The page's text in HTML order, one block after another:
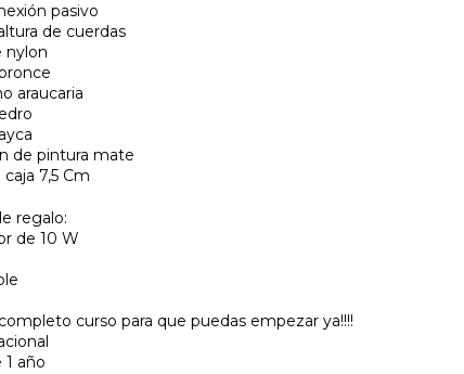
pasivo
de cuerdas
nylon
araucaria
de pintura mate
7,5 Cm
regalo:
de 10 W
curso para que puedas empezar ya!!!!
1 año